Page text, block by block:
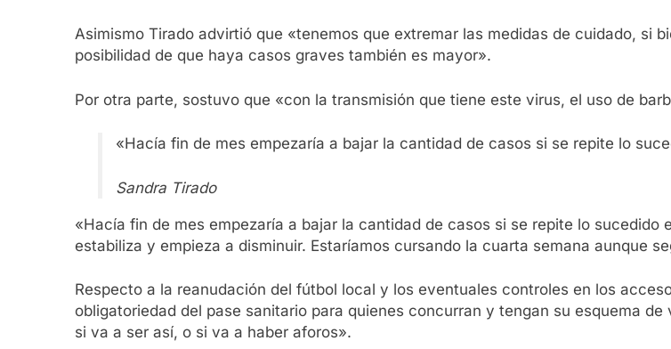
Asimismo Tirado advirtió que «tenemos que extremar las medidas de cuidado, si
posibilidad de que haya casos graves también es mayor».
Por otra parte, sostuvo que «con la transmisión que tiene este virus, el uso de
«Hacía fin de mes empezaría a bajar la cantidad de casos si se repite lo
Sandra Tirado
«Hacía fin de mes empezaría a bajar la cantidad de casos si se repite lo
estabiliza y empieza a disminuir. Estaríamos cursando la cuarta semana aunque
Respecto a la reanudación del fútbol local y los eventuales controles en los
obligatoriedad del pase sanitario para quienes concurran y tengan su esquema
si va a ser así, o si va a haber aforos».